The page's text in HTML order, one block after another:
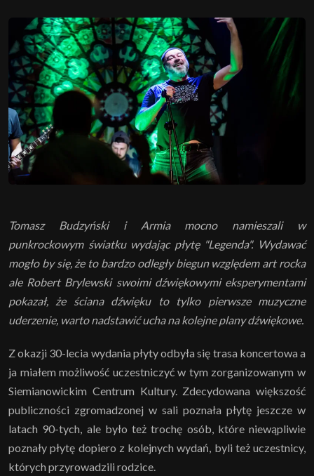
Tomasz Budzyński i Armia mocno namieszali w
punkrockowym światku wydając płytę "Legenda". Wydawać
mogło by się, że to bardzo odległy biegun względem art rocka
ale Robert Brylewski swoimi dźwiękowymi eksperymentami
pokazał, że ściana dźwięku to tylko pierwsze muzyczne
uderzenie, warto nadstawić ucha na kolejne plany dźwiękowe.
Z okazji 30-lecia wydania płyty odbyła się trasa koncertowa a
ja miałem możliwość uczestniczyć w tym zorganizowanym w
Siemianowickim Centrum Kultury. Zdecydowana większość
publiczności zgromadzonej w sali poznała płytę jeszcze w
latach 90-tych, ale było też trochę osób, które niewąpliwie
poznały płytę dopiero z kolejnych wydań, byli też uczestnicy,
których przyrowadzili rodzice.